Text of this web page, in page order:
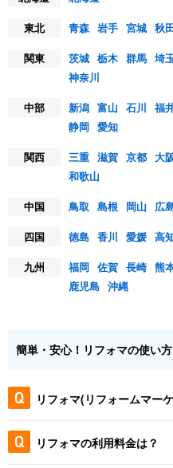
東北
青森 岩手 宮城 秋
関東
茨城 栃木 群馬 埼
神奈川
中部
新潟 富山 石川 福
静岡 愛知
関西
三重 滋賀 京都 大
和歌山
中国
鳥取 島根 岡山 広
四国
徳島 香川 愛媛 高
九州
福岡 佐賀 長崎 熊
鹿児島 沖縄
簡単・安心！リフォマの使い方
リフォマ(リフォームマー
リフォマの利用料金は？